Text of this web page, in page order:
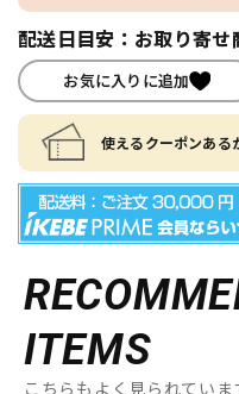
配送日目安：お取り寄
お気に入りに追加
使えるクーポンあ
ITEMS
こちらもよく見られていま